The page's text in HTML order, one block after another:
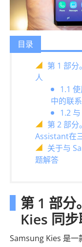
目录
第 1 部
人
1.1
中的联
1.2
第 2 部
Assistant在
关于与
题解答
第 1 部
Kies 同
Samsung Kies 是一